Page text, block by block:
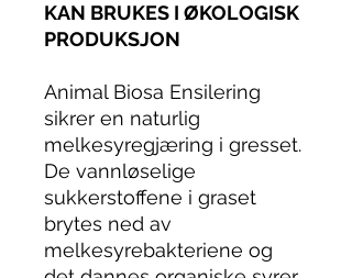
KAN BRUKES I ØKOLOGISK
PRODUKSJON
Animal Biosa Ensilering
sikrer en naturlig
melkesyregjæring i gresset.
De vannløselige
sukkerstoffene i graset
brytes ned av
melkesyrebakteriene og